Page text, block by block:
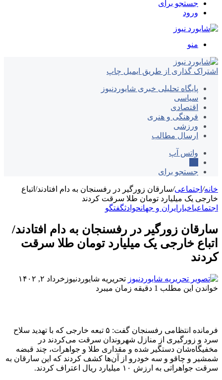
جستجو برای
ورود
منو
اشتراک گذاری از طریق ایمیل چاپ
پایگاه تحلیلی خبری شایوردنیوز
سیاسی
اقتصادی
فرهنگی و هنری
ورزشی
ارسال مطالب
واتس آپ
جستجو برای
خانه/ اجتماعی/سارقان زورگیر در رفسنجان به دام افتادند/اتباع
خارجی یک میلیارد تومان طلا سرقت کردند
اجتماعیاخبار ایران و جهانحوادثگفتگو
سارقان زورگیر در رفسنجان به دام افتادند/
اتباع خارجی یک میلیارد تومان طلا سرقت
کردند
تحریریه شایوردنیوز خرداد ۲, ۱۴۰۲
خواندن این مطلب 1 دقیقه زمان میبرد
فرمانده انتظامی رفسنجان گفت: ۵ تبعه خارجی که با تهدید سلاح
سرد و زورگیری از منازل شهروندان سرقت می‌کردند در
مخفیگاه‌شان دستگیر شده و مقداری طلا و جواهرات، چند قبضه
شمشیر و چاقو و سه خودرو از آن‌ها کشف کردند که این سارقان به
سرقت جواهراتی به ارزش ۱۰ میلیارد ریال اعتراف کردند.